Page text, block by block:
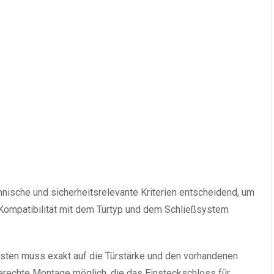
und sicherheitsrelevante Kriterien entscheidend, um
mit dem Türtyp und dem Schließsystem
muss exakt auf die Türstärke und den vorhandenen